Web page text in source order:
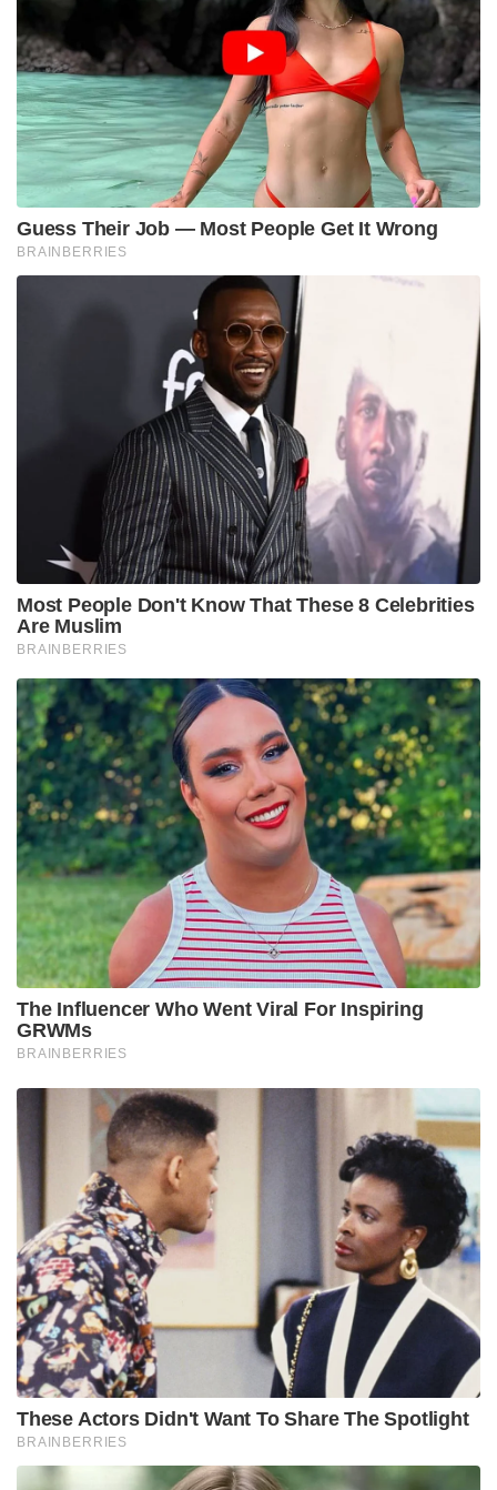
Guess Their Job — Most People Get It Wrong
BRAINBERRIES
Most People Don't Know That These 8 Celebrities
Are Muslim
BRAINBERRIES
The Influencer Who Went Viral For Inspiring
GRWMs
BRAINBERRIES
These Actors Didn't Want To Share The Spotlight
BRAINBERRIES